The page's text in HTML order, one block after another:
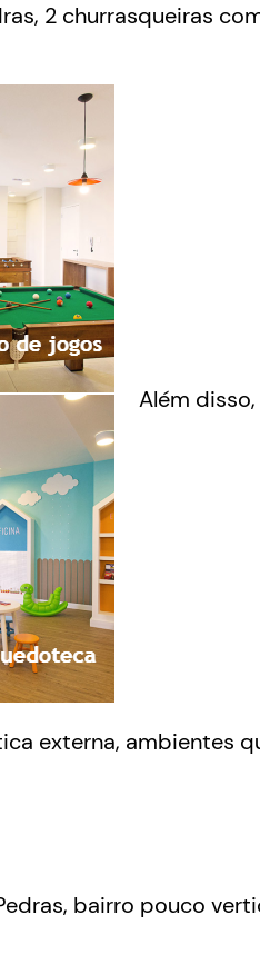
2 churrasqueiras
Além
externa, ambientes
bairro pouco